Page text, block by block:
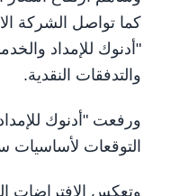
"أدنوك للإمداد
والتدفقات النقدية.
التوقعات
وتعكس الافتراضات